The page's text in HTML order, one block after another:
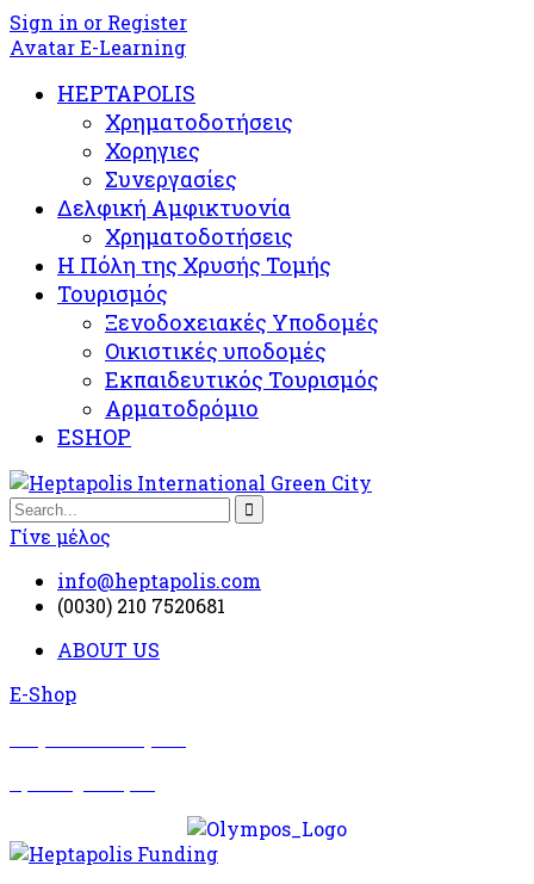
Sign in or Register
Avatar E-Learning
HEPTAPOLIS
Χρηματοδοτήσεις
Χορηγιες
Συνεργασίες
Δελφική Αμφικτυονία
Χρηματοδοτήσεις
Η Πόλη της Χρυσής Τομής
Τουρισμός
Ξενοδοχειακές Υποδομές​
Oικιστικές υποδομές
Εκπαιδευτικός Τουρισμός
Αρματοδρόμιο
ESHOP
Γίνε μέλος
info@heptapolis.com
(0030) 210 7520681
ABOUT US
E-Shop